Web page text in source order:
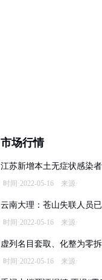
市场行情
江苏新增本土无症状感染
时间·2022-05-16 来源·
云南大理：苍山失联人员
时间·2022-05-16 来源·
时间·2022-05-16 来源·